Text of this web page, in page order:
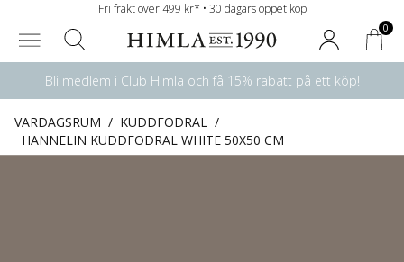
Fri frakt över 499 kr* • 30 dagars öppet köp
0
Bli medlem i Club Himla och få 15% rabatt på ett köp!
VARDAGSRUM / KUDDFODRAL /
HANNELIN KUDDFODRAL WHITE 50X50 CM